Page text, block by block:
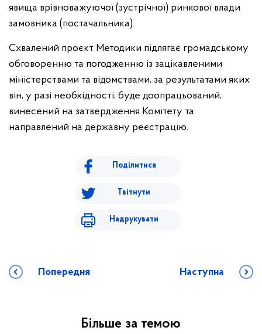
явища врівноважуючої (зустрічної) ринкової влади
замовника (постачальника).
Схвалений проєкт Методики підлягає громадському
обговоренню та погодженню із зацікавленими
міністерствами та відомствами, за результатами яких
він, у разі необхідності, буде доопрацьований,
винесений на затвердження Комітету та
направлений на державну реєстрацію.
Поділитися
Твітнути
Надрукувати
Попередня Наступна
Більше за темою